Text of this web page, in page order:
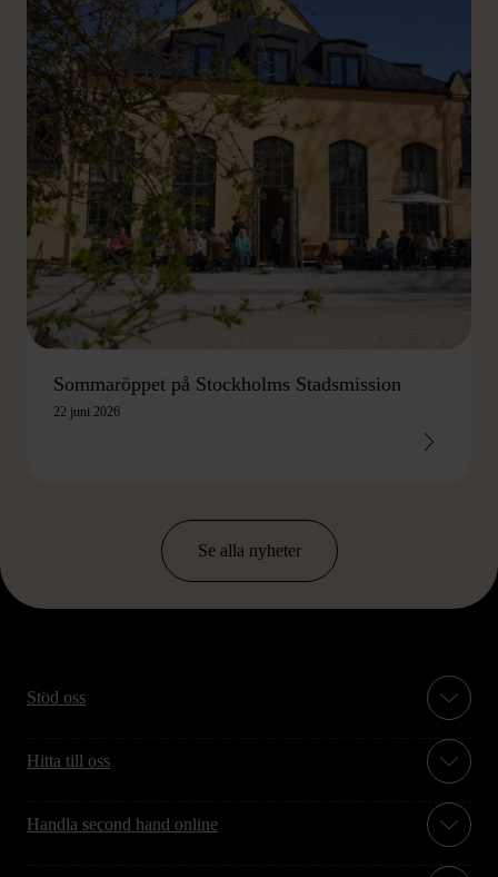
Sommaröppet på Stockholms Stadsmission
22 juni 2026
Se alla nyheter
Stöd oss
Hitta till oss
Handla second hand online